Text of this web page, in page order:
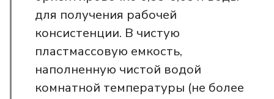
для получения рабочей
консистенции. В чистую
пластмассовую емкость,
наполненную чистой водой
комнатной температуры (не более